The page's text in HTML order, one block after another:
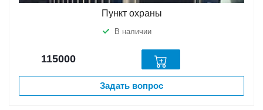
Пункт охраны
В наличии
115000
Задать вопрос